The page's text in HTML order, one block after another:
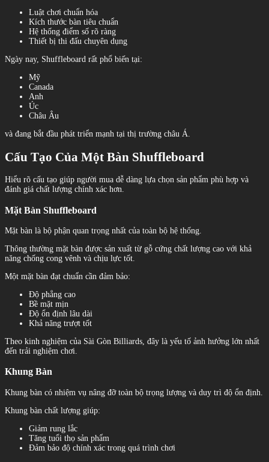
Luật chơi chuẩn hóa
Kích thước bàn tiêu chuẩn
Hệ thống điểm số rõ ràng
Thiết bị thi đấu chuyên dụng
Ngày nay, Shuffleboard rất phổ biến tại:
Mỹ
Canada
Anh
Úc
Châu Âu
và đang bắt đầu phát triển mạnh tại thị trường châu Á.
Cấu Tạo Của Một Bàn Shuffleboard
Hiểu rõ cấu tạo giúp người mua dễ dàng lựa chọn sản phẩm phù hợp và
đánh giá chất lượng chính xác hơn.
Mặt Bàn Shuffleboard
Mặt bàn là bộ phận quan trọng nhất của toàn bộ hệ thống.
Thông thường mặt bàn được sản xuất từ gỗ cứng chất lượng cao với khả
năng chống cong vênh và chịu lực tốt.
Một mặt bàn đạt chuẩn cần đảm bảo:
Độ phẳng cao
Bề mặt mịn
Độ ổn định lâu dài
Khả năng trượt tốt
Theo kinh nghiệm của Sài Gòn Billiards, đây là yếu tố ảnh hưởng lớn nhất
đến trải nghiệm chơi.
Khung Bàn
Khung bàn có nhiệm vụ nâng đỡ toàn bộ trọng lượng và duy trì độ ổn định.
Khung bàn chất lượng giúp:
Giảm rung lắc
Tăng tuổi thọ sản phẩm
Đảm bảo độ chính xác trong quá trình chơi